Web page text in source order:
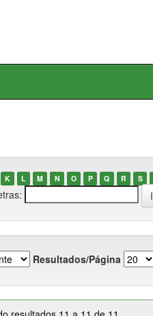
K L M N O P Q R S
Resultados/Página